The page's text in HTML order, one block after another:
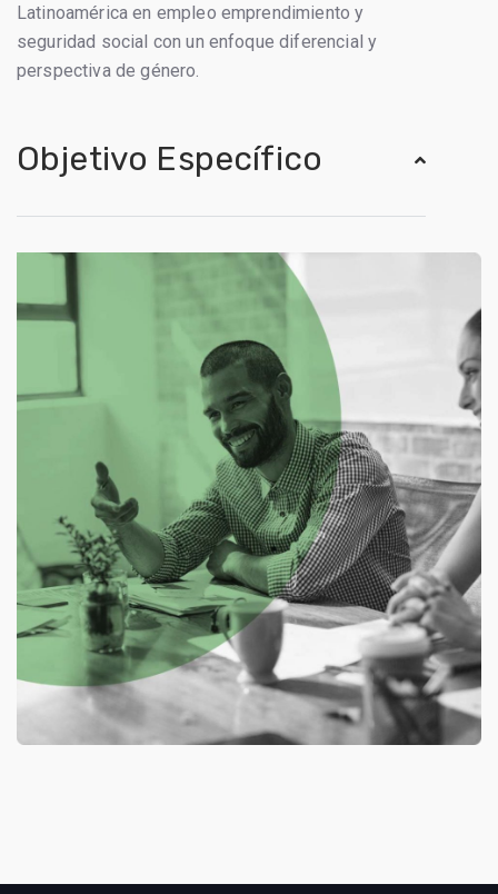
Latinoamérica en empleo emprendimiento y
seguridad social con un enfoque diferencial y
perspectiva de género.
Objetivo Específico